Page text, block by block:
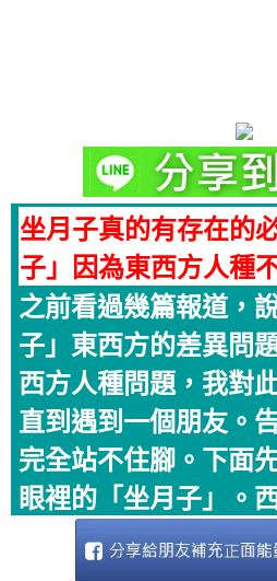
坐月子真的有存在的
子」因為東西方人種
之前看過幾篇報道，
子」東西方的差異問
西方人種問題，我對
直到遇到一個朋友。
完全站不住腳。下面
眼裡的「坐月子」。